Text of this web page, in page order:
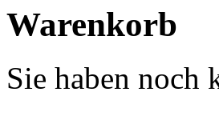
Warenkorb
Sie haben